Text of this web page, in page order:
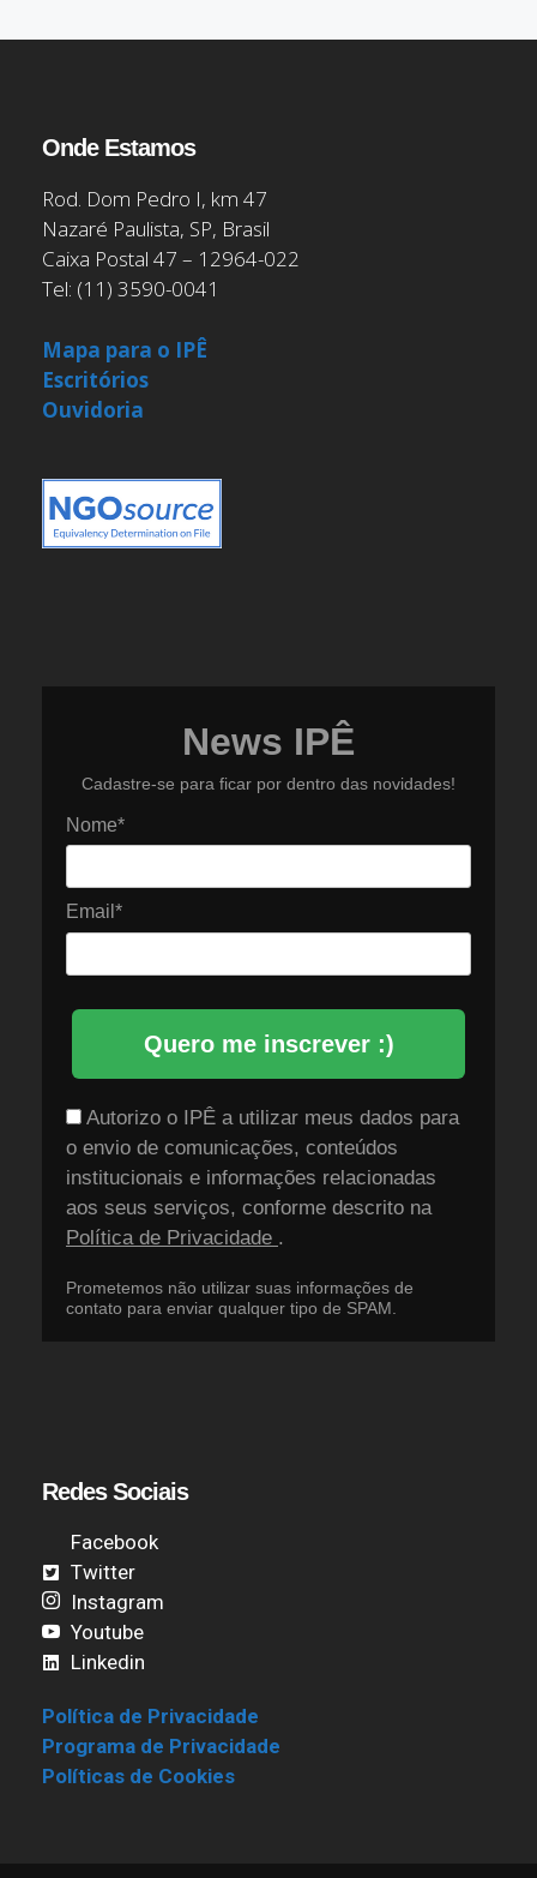
Onde Estamos
Rod. Dom Pedro I, km 47
Nazaré Paulista, SP, Brasil
Caixa Postal 47 – 12964-022
Tel: (11) 3590-0041
Mapa para o IPÊ
Escritórios
Ouvidoria
News IPÊ
Cadastre-se para ficar por dentro das novidades!
Nome*
Email*
Quero me inscrever :)
Autorizo o IPÊ a utilizar meus dados para
o envio de comunicações, conteúdos
institucionais e informações relacionadas
aos seus serviços, conforme descrito na
Política de Privacidade .
Prometemos não utilizar suas informações de
contato para enviar qualquer tipo de SPAM.
Redes Sociais
Facebook
Twitter
Instagram
Youtube
Linkedin
Política de Privacidade
Programa de Privacidade
Políticas de Cookies